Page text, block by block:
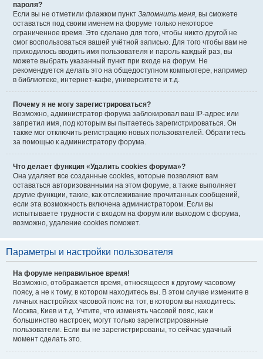
пароля?
Если вы не отметили флажком пункт Запомнить меня, вы сможете
оставаться под своим именем на форуме только некоторое
ограниченное время. Это сделано для того, чтобы никто другой не
смог воспользоваться вашей учётной записью. Для того чтобы вам не
приходилось вводить имя пользователя и пароль каждый раз, вы
можете выбрать указанный пункт при входе на форум. Не
рекомендуется делать это на общедоступном компьютере, например
в библиотеке, интернет-кафе, университете и т.д.
Почему я не могу зарегистрироваться?
Возможно, администратор форума заблокировал ваш IP-адрес или
запретил имя, под которым вы пытаетесь зарегистрироваться. Он
также мог отключить регистрацию новых пользователей. Обратитесь
за помощью к администратору форума.
Что делает функция «Удалить cookies форума»?
Она удаляет все созданные cookies, которые позволяют вам
оставаться авторизованными на этом форуме, а также выполняет
другие функции, такие, как отслеживание прочитанных сообщений,
если эта возможность включена администратором. Если вы
испытываете трудности с входом на форум или выходом с форума,
возможно, удаление cookies поможет.
Параметры и настройки пользователя
На форуме неправильное время!
Возможно, отображается время, относящееся к другому часовому
поясу, а не к тому, в котором находитесь вы. В этом случае измените в
личных настройках часовой пояс на тот, в котором вы находитесь:
Москва, Киев и т.д. Учтите, что изменять часовой пояс, как и
большинство настроек, могут только зарегистрированные
пользователи. Если вы не зарегистрированы, то сейчас удачный
момент сделать это.